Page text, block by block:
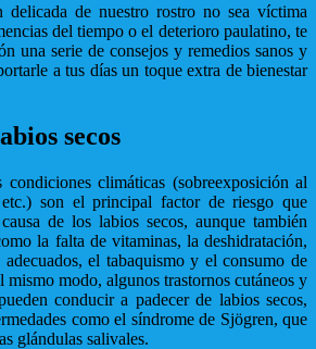
delicada de nuestro rostro no sea víctima
del tiempo o el deterioro paulatino, te
una serie de consejos y remedios sanos y
a tus días un toque extra de bienestar
secos
condiciones climáticas (sobreexposición al
son el principal factor de riesgo que
de los labios secos, aunque también
la falta de vitaminas, la deshidratación,
el tabaquismo y el consumo de
mismo modo, algunos trastornos cutáneos y
conducir a padecer de labios secos,
como el síndrome de Sjögren, que
glándulas salivales.